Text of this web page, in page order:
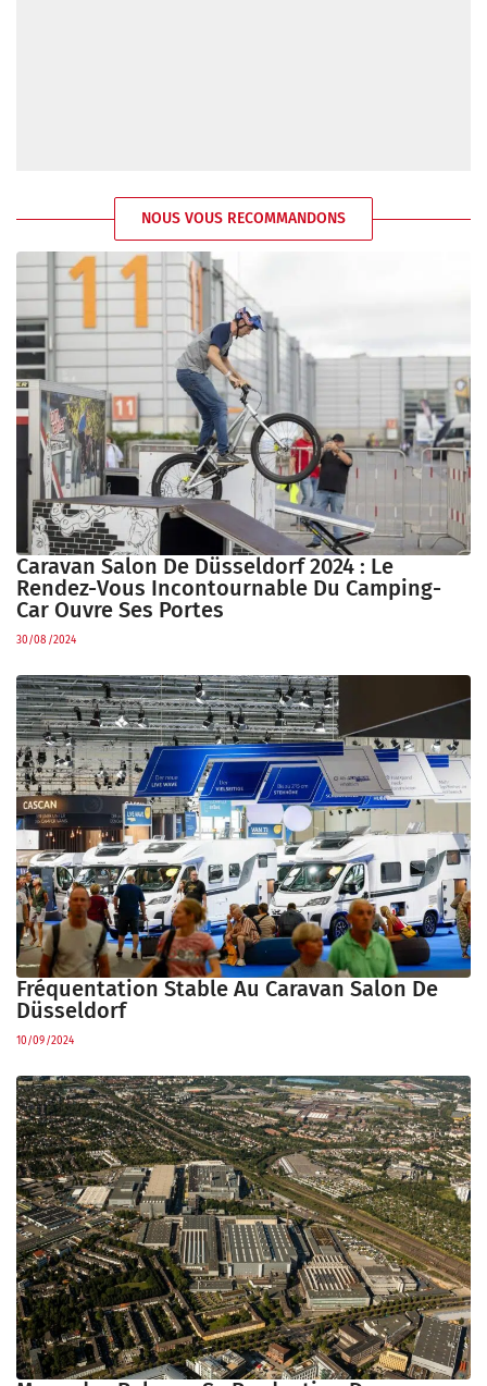
NOUS VOUS RECOMMANDONS
Caravan Salon De Düsseldorf 2024 : Le
Rendez-Vous Incontournable Du Camping-
Car Ouvre Ses Portes
30/08/2024
Fréquentation Stable Au Caravan Salon De
Düsseldorf
10/09/2024